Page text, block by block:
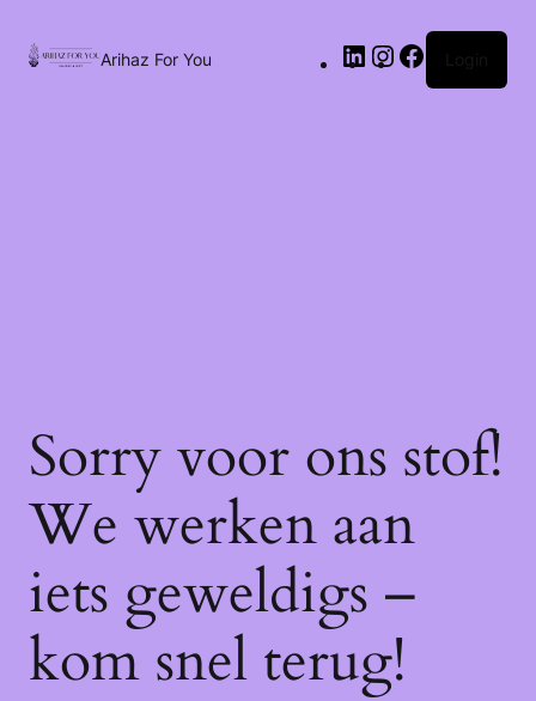
Arihaz For You Login
Sorry voor ons stof!
We werken aan
iets geweldigs –
kom snel terug!